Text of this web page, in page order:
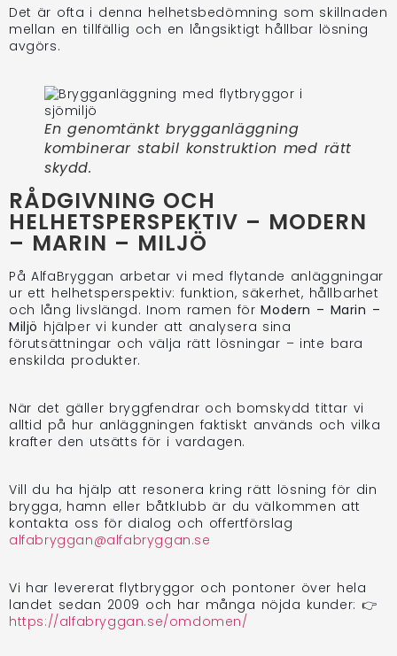
Det är ofta i denna helhetsbedömning som skillnaden
mellan en tillfällig och en långsiktigt hållbar lösning
avgörs.
En genomtänkt brygganläggning
kombinerar stabil konstruktion med rätt
skydd.
RÅDGIVNING OCH
HELHETSPERSPEKTIV – MODERN
– MARIN – MILJÖ
På AlfaBryggan arbetar vi med flytande anläggningar
ur ett helhetsperspektiv: funktion, säkerhet, hållbarhet
och lång livslängd. Inom ramen förModern – Marin –
Miljö hjälper vi kunder att analysera sina
förutsättningar och välja rätt lösningar – inte bara
enskilda produkter.
När det gäller bryggfendrar och bomskydd tittar vi
alltid på hur anläggningen faktiskt används och vilka
krafter den utsätts för i vardagen.
Vill du ha hjälp att resonera kring rätt lösning för din
brygga, hamn eller båtklubb är du välkommen att
kontakta oss för dialog och offertförslag
alfabryggan@alfabryggan.se
Vi har levererat flytbryggor och pontoner över hela
landet sedan 2009 och har många nöjda kunder: 👉
https://alfabryggan.se/omdomen/